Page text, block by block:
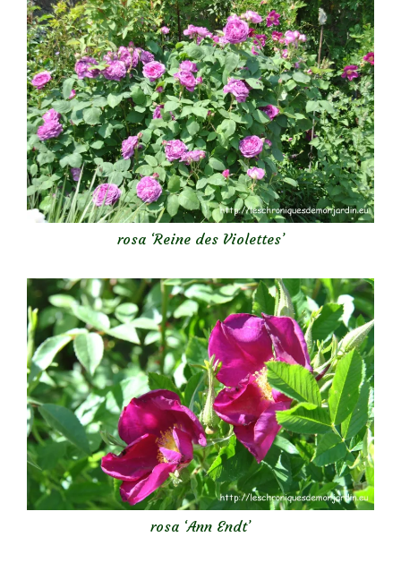
rosa ‘Reine des Violettes’
rosa ‘Ann Endt’